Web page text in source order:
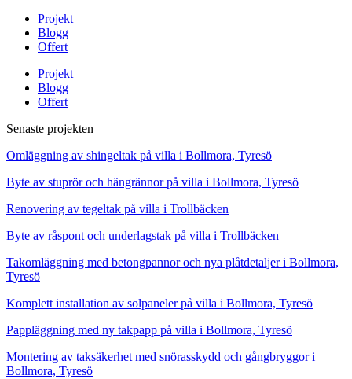
Projekt
Blogg
Offert
Projekt
Blogg
Offert
Senaste projekten
Omläggning av shingeltak på villa i Bollmora, Tyresö
Byte av stuprör och hängrännor på villa i Bollmora, Tyresö
Renovering av tegeltak på villa i Trollbäcken
Byte av råspont och underlagstak på villa i Trollbäcken
Takomläggning med betongpannor och nya plåtdetaljer i Bollmora,
Tyresö
Komplett installation av solpaneler på villa i Bollmora, Tyresö
Pappläggning med ny takpapp på villa i Bollmora, Tyresö
Montering av taksäkerhet med snörasskydd och gångbryggor i
Bollmora, Tyresö